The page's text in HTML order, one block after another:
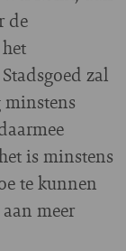
de
zal
is minstens
te kunnen
meer